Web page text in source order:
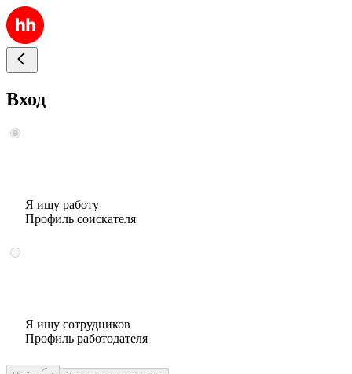
Вход
Я ищу работу
Профиль соискателя
Я ищу сотрудников
Профиль работодателя